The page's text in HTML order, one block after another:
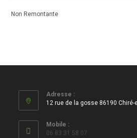
Non Remontante
Adresse :
12 rue de la gosse 86190 Chiré-
Mobile :
06 83 31 58 07